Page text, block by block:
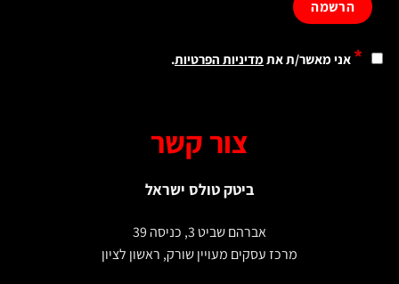
אני מאשר/ת אתמדיניות הפרטיות.
צור קשר
ביטק טולס ישראל
אברהם שביט 3, כניסה 39
מרכז עסקים מעויין שורק, ראשון לציון